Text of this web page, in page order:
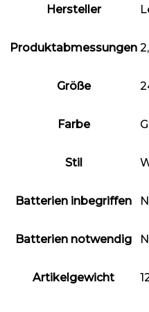
Hersteller
Produktabmessungen
Größe
Farbe
Stil
Batterien inbegriffen
Batterien notwendig
Artikelgewicht